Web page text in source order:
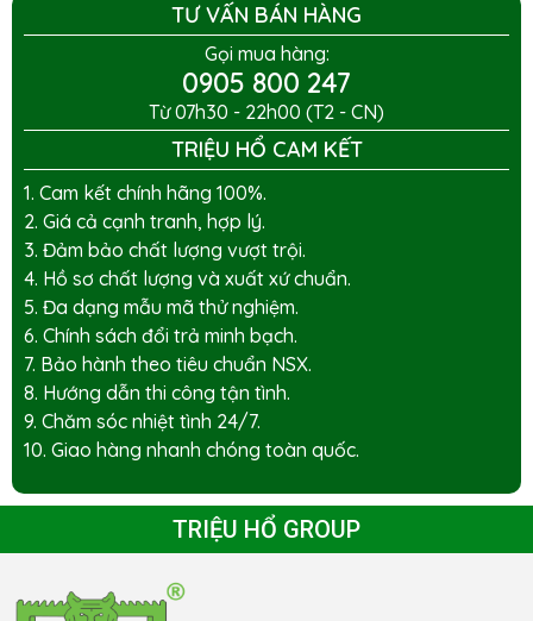
TƯ VẤN BÁN HÀNG
Gọi mua hàng:
0905 800 247
Từ 07h30 - 22h00 (T2 - CN)
TRIỆU HỔ CAM KẾT
1. Cam kết chính hãng 100%.
2. Giá cả cạnh tranh, hợp lý.
3. Đảm bảo chất lượng vượt trội.
4. Hồ sơ chất lượng và xuất xứ chuẩn.
5. Đa dạng mẫu mã thử nghiệm.
6. Chính sách đổi trả minh bạch.
7. Bảo hành theo tiêu chuẩn NSX.
8. Hướng dẫn thi công tận tình.
9. Chăm sóc nhiệt tình 24/7.
10. Giao hàng nhanh chóng toàn quốc.
TRIỆU HỔ GROUP